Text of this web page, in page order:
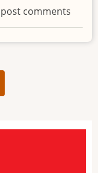
comments